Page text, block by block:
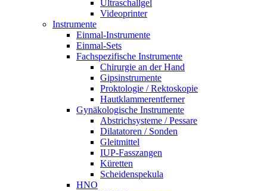
Ultraschallgel
Videoprinter
Instrumente
Einmal-Instrumente
Einmal-Sets
Fachspezifische Instrumente
Chirurgie an der Hand
Gipsinstrumente
Proktologie / Rektoskopie
Hautklammerentferner
Gynäkologische Instrumente
Abstrichsysteme / Pessare
Dilatatoren / Sonden
Gleitmittel
IUP-Fasszangen
Küretten
Scheidenspekula
HNO